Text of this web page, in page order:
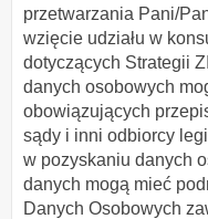
przetwarzania Pani/
wzięcie udziału w
dotyczących Strategii
danych osobowych
obowiązujących
sądy i inni odbiorcy
w pozyskaniu danych
danych mogą mieć
Danych Osobowych